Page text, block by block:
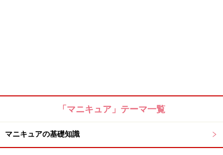
「マニキュア」テーマ一覧
マニキュアの基礎知識